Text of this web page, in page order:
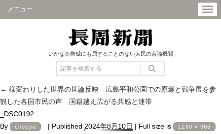
メニュー
いかなる権威にも屈することのない人民の言論機関
← 様変わりした世界の世論反映 広島平和公園での原爆と戦争展を参
観した各国市民の声 国籍越え広がる共感と連帯
_DSC0192
By
chosyu | Published 2024年8月10日 | Full size is 1260 × 966